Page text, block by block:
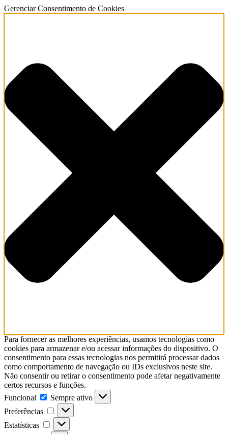
Gerenciar Consentimento de Cookies
Para fornecer as melhores experiências, usamos tecnologias como
cookies para armazenar e/ou acessar informações do dispositivo. O
consentimento para essas tecnologias nos permitirá processar dados
como comportamento de navegação ou IDs exclusivos neste site.
Não consentir ou retirar o consentimento pode afetar negativamente
certos recursos e funções.
Funcional
Sempre ativo
Preferências
Estatísticas